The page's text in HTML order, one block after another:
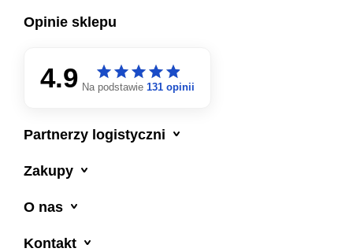
Opinie sklepu
4.9 starstarstarstarstar
starstarstarstarstar
Na podstawie 131 opinii
Partnerzy logistyczni
Zakupy
O nas
Kontakt